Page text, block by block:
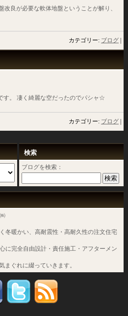
改良が必要な軟体地盤ということが解り、
カテゴリー: ブログ
す。 凄く綺麗な空だったのでパシャ☆
カテゴリー: ブログ
検索
ブログを検索：
冬暖かい、高耐震性・高耐久性の注文住宅
に完全自由設計・責任施工・アフターメン
ぐれに綴っていきます。